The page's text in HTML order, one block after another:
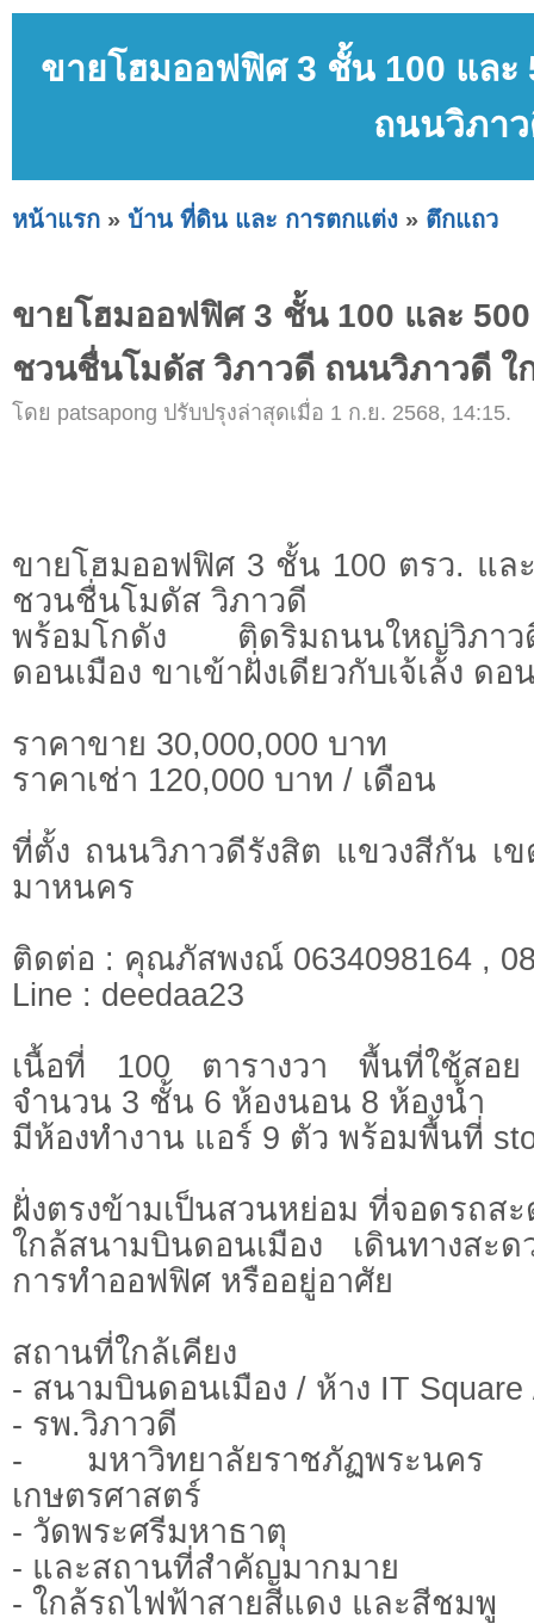
ขายโฮมออฟฟิศ 3 ชั้น 100 แล
ถนนวิภาว
หน้าแรก » บ้าน ที่ดิน และ การตกแต่ง » ตึกแถว
ขายโฮมออฟฟิศ 3 ชั้น 100 และ
ชวนชื่นโมดัส วิภาวดี ถนนวิภาวดี ใ
โดย patsapong ปรับปรุงล่าสุดเมื่อ 1 ก.ย. 2568, 14:15.
ขายโฮมออฟฟิศ 3 ชั้น 100 ตรว. แล
ชวนชื่นโมดัส วิภาวดี
พร้อมโกดัง ติดริมถนนใหญ่วิภ
ดอนเมือง ขาเข้าฝั่งเดียวกับเจ้เล้ง ดอ
ราคาขาย 30,000,000 บาท
ราคาเช่า 120,000 บาท / เดือน
ที่ตั้ง ถนนวิภาวดีรังสิต แขวงสีกัน เข
มาหนคร
ติดต่อ : คุณภัสพงณ์ 0634098164 ,
Line : deedaa23
เนื้อที่ 100 ตารางวา พื้นที่ใช้สอย
จำนวน 3 ชั้น 6 ห้องนอน 8 ห้องน้ำ
มีห้องทำงาน แอร์ 9 ตัว พร้อมพื้นที่
ฝั่งตรงข้ามเป็นสวนหย่อม ที่จอดรถส
ใกล้สนามบินดอนเมือง เดินทางสะ
การทำออฟฟิศ หรืออยู่อาศัย
สถานที่ใกล้เคียง
- สนามบินดอนเมือง / ห้าง IT
- รพ.วิภาวดี
- มหาวิทยาลัยราชภัฏพระนค
เกษตรศาสตร์
- วัดพระศรีมหาธาตุ
- และสถานที่สำคัญมากมาย
- ใกล้รถไฟฟ้าสายสีแดง และสีชมพู